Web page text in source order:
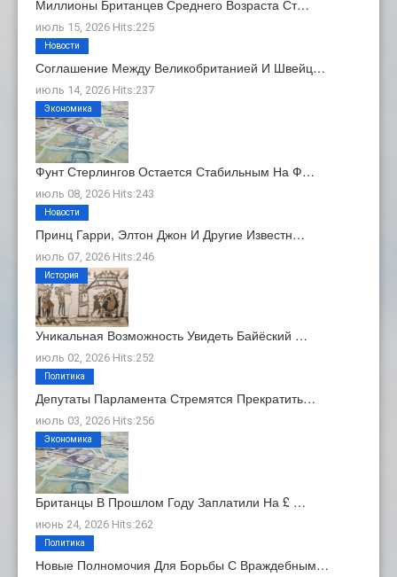
Миллионы Британцев Среднего Возраста Ст…
июль 15, 2026 Hits:225
Соглашение Между Великобританией И Швейц…
июль 14, 2026 Hits:237
Новости
Фунт Стерлингов Остается Стабильным На Ф…
июль 08, 2026 Hits:243
Экономика
Принц Гарри, Элтон Джон И Другие Известн…
июль 07, 2026 Hits:246
Новости
Уникальная Возможность Увидеть Байёский …
июль 02, 2026 Hits:252
История
Депутаты Парламента Стремятся Прекратить…
июль 03, 2026 Hits:256
Политика
Британцы В Прошлом Году Заплатили На £ …
июнь 24, 2026 Hits:262
Экономика
Новые Полномочия Для Борьбы С Враждебным…
Политика